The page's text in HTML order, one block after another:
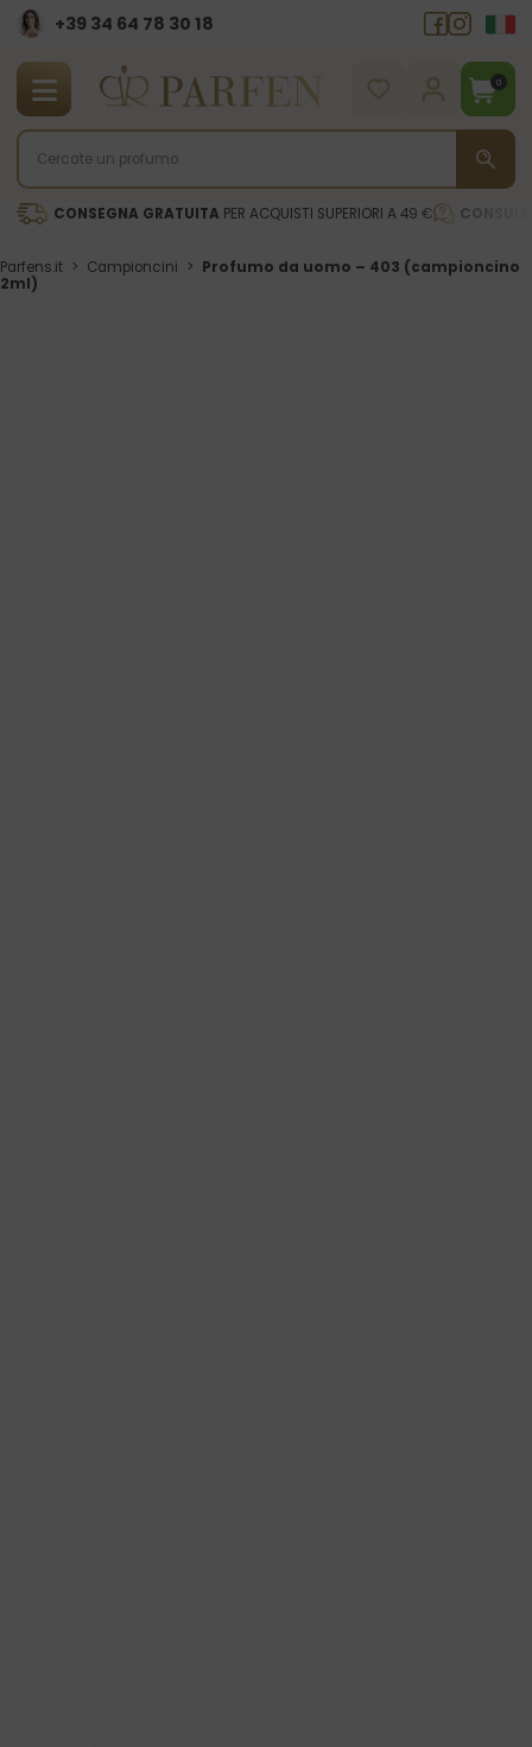
+39 34 64 78 30 18
0
CONSEGNA GRATUITA PER ACQUISTI SUPERIORI A 49 €
Parfens.it > Campioncini > Profumo da uomo – 403 (campioncino
2ml)